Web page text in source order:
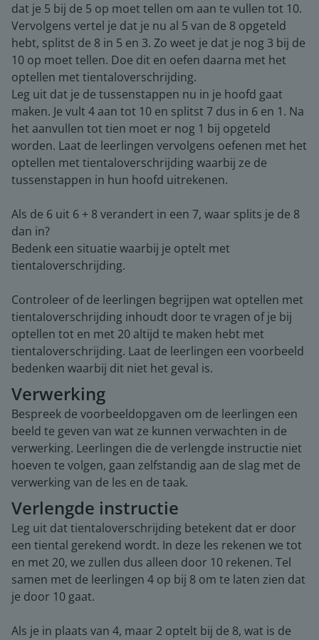
dat je 5 bij de 5 op moet tellen om aan te vullen tot 10.
Vervolgens vertel je dat je nu al 5 van de 8 opgeteld
hebt, splitst de 8 in 5 en 3. Zo weet je dat je nog 3 bij de
10 op moet tellen. Doe dit en oefen daarna met het
optellen met tientaloverschrijding.
Leg uit dat je de tussenstappen nu in je hoofd gaat
maken. Je vult 4 aan tot 10 en splitst 7 dus in 6 en 1. Na
het aanvullen tot tien moet er nog 1 bij opgeteld
worden. Laat de leerlingen vervolgens oefenen met het
optellen met tientaloverschrijding waarbij ze de
tussenstappen in hun hoofd uitrekenen.
Als de 6 uit 6 + 8 verandert in een 7, waar splits je de 8
dan in?
Bedenk een situatie waarbij je optelt met
tientaloverschrijding.
Controleer of de leerlingen begrijpen wat optellen met
tientaloverschrijding inhoudt door te vragen of je bij
optellen tot en met 20 altijd te maken hebt met
tientaloverschrijding. Laat de leerlingen een voorbeeld
bedenken waarbij dit niet het geval is.
Verwerking
Bespreek de voorbeeldopgaven om de leerlingen een
beeld te geven van wat ze kunnen verwachten in de
verwerking. Leerlingen die de verlengde instructie niet
hoeven te volgen, gaan zelfstandig aan de slag met de
verwerking van de les en de taak.
Verlengde instructie
Leg uit dat tientaloverschrijding betekent dat er door
een tiental gerekend wordt. In deze les rekenen we tot
en met 20, we zullen dus alleen door 10 rekenen. Tel
samen met de leerlingen 4 op bij 8 om te laten zien dat
je door 10 gaat.
Als je in plaats van 4, maar 2 optelt bij de 8, wat is de